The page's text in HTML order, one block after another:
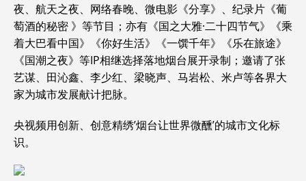
夜、航天之夜、网络春晚、微电影《分享》、纪录片《葡
萄酒的秘密 》等节目；亦有《国之大雅·二十四节气》《乘
着大巴看中国》《你好生活》《一馔千年》《乐在旅途》
《国潮之夜》等IP相继选择落地烟台展开录制；邀请了张
艺谋、田沁鑫、李少红、梁晓声、马岩松、米卢等各界大
家为城市发展献计把脉。
央视频用创新、创意精绣’烟台让世界微醺’的城市文化标
识。